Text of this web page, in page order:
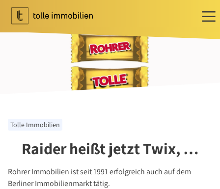
Ihr Makler für Wohnen
Immobilie bewerten
Tippgeber
Newsletter Wohnen
Ihr Makler für Investment
Tolle Immobilien
Raider heißt jetzt Twix, …
Rohrer Immobilien ist seit 1991 erfolgreich auch auf dem
Berliner Immobilienmarkt tätig.